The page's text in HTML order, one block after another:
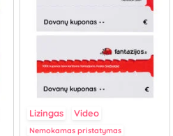
Lizingas Video
Nemokamas pristatymas